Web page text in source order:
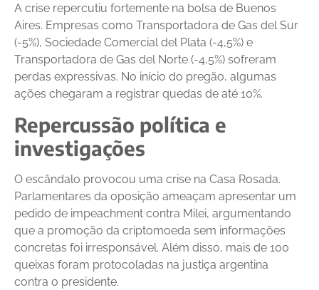
A crise repercutiu fortemente na bolsa de Buenos
Aires. Empresas como Transportadora de Gas del Sur
(-5%), Sociedade Comercial del Plata (-4,5%) e
Transportadora de Gas del Norte (-4,5%) sofreram
perdas expressivas. No início do pregão, algumas
ações chegaram a registrar quedas de até 10%.
Repercussão política e
investigações
O escândalo provocou uma crise na Casa Rosada.
Parlamentares da oposição ameaçam apresentar um
pedido de impeachment contra Milei, argumentando
que a promoção da criptomoeda sem informações
concretas foi irresponsável. Além disso, mais de 100
queixas foram protocoladas na justiça argentina
contra o presidente.